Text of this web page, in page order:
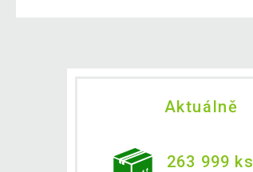
Aktuálně
263 999 ks